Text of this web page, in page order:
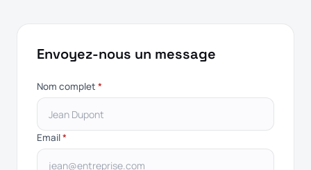
Envoyez-nous un message
Nom complet *
Email*